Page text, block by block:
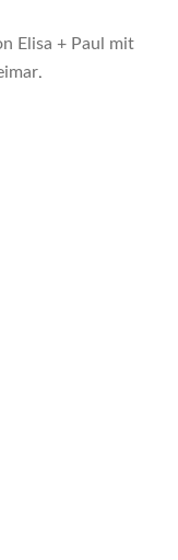
Elisa + Paul mit
.